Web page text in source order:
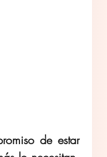
de estar